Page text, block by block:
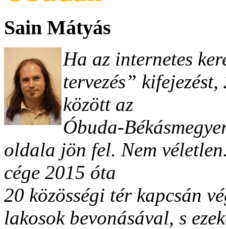
Sain Mátyás
Ha az internetes
tervezés”
között az
Óbuda-
oldala jön fel. Nem
cége 2015 óta
20 közösségi tér kapcsán
lakosok bevonásával, s